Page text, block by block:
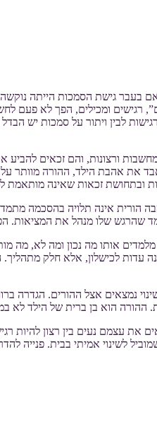
גישת הסמכות הייתה נוקשה
רגישים ומכילים, הפך לא
לבין ויתור על סמכות יש
ורצונות, והם זכאים
את אהבת הילד, ההורה מוותר
ובתחושת זכאות שאינה מותאמת
אינה תלויה בהסכמה
שהרגש שלו מנהל את
אותו מה נכון ומה לא,
עדות לכישלון, אלא חלק מתהליך.
נמצאים אצל ההורים. הגדרה
הוא בן ברית של הילד לא
את עצמם נעים בין רצון להיות
לשינוי אמיתי בבית. פנייה